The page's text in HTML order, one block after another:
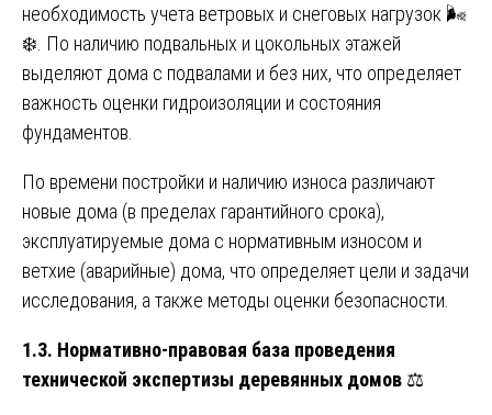
необходимость учета ветровых и снеговых нагрузок 🌬️
❄️. По наличию подвальных и цокольных этажей
выделяют дома с подвалами и без них, что определяет
важность оценки гидроизоляции и состояния
фундаментов.
По времени постройки и наличию износа различают
новые дома (в пределах гарантийного срока),
эксплуатируемые дома с нормативным износом и
ветхие (аварийные) дома, что определяет цели и задачи
исследования, а также методы оценки безопасности.
1.3. Нормативно-правовая база проведения
технической экспертизы деревянных домов ⚖️